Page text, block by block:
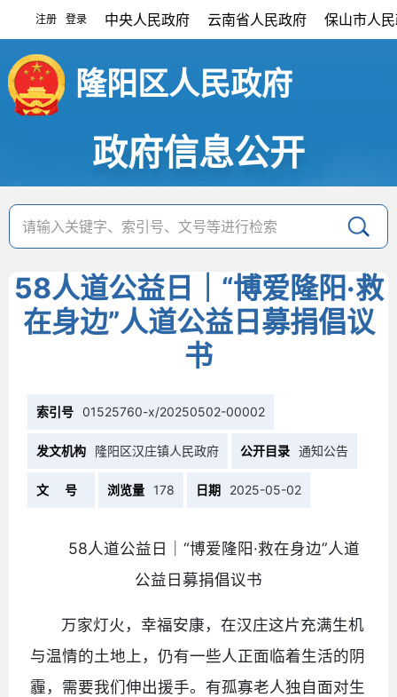
注册 登录 中央人民政府 云南省人民政府 保山市人
隆阳区人民政府
政府信息公开
58人道公益日｜“博爱隆阳·救
在身边”人道公益日募捐倡议
书
索引号 01525760-x/20250502-00002
发文机构 隆阳区汉庄镇人民政府 公开目录 通知公告
文 号 浏览量 178 日期 2025-05-02
58人道公益日｜“博爱隆阳·救在身边”人道
公益日募捐倡议书
万家灯火，幸福安康，在汉庄这片充满生机
与温情的土地上，仍有一些人正面临着生活的阴
霾，需要我们伸出援手。有孤寡老人独自面对生